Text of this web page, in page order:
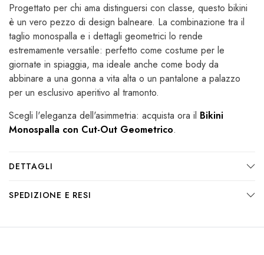
Progettato per chi ama distinguersi con classe, questo bikini
è un vero pezzo di design balneare. La combinazione tra il
taglio monospalla e i dettagli geometrici lo rende
estremamente versatile: perfetto come costume per le
giornate in spiaggia, ma ideale anche come body da
abbinare a una gonna a vita alta o un pantalone a palazzo
per un esclusivo aperitivo al tramonto.
Scegli l'eleganza dell'asimmetria: acquista ora il Bikini
Monospalla con Cut-Out Geometrico.
DETTAGLI
SPEDIZIONE E RESI